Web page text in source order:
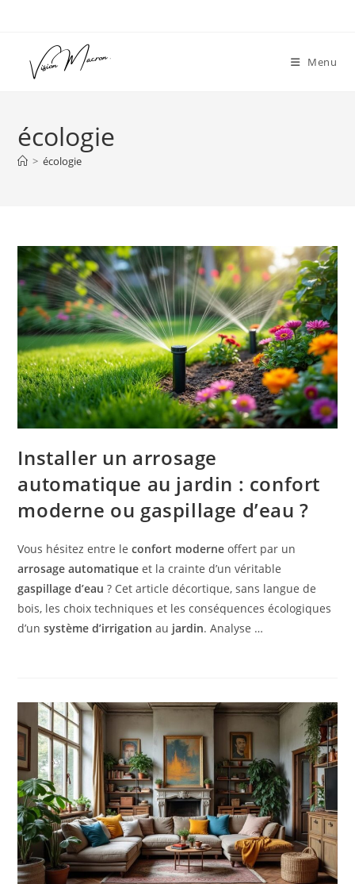
Menu
écologie
> écologie
Installer un arrosage
automatique au jardin : confort
moderne ou gaspillage d’eau ?
Vous hésitez entre leconfort moderne offert par un
arrosage automatique et la crainte d’un véritable
gaspillage d’eau ? Cet article décortique, sans langue de
bois, les choix techniques et les conséquences écologiques
d’unsystème d’irrigation au jardin. Analyse …